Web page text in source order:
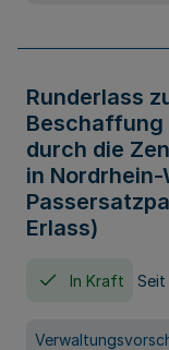
Runderlass
Beschaffung
durch die
in
Erlass)
In Kraft